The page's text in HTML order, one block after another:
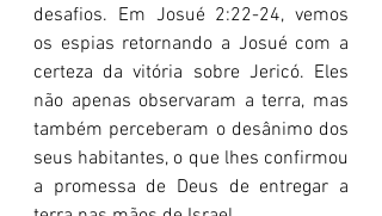
desafios. Em Josué 2:22-24, vemos
os espias retornando a Josué com a
certeza da vitória sobre Jericó. Eles
não apenas observaram a terra, mas
também perceberam o desânimo dos
seus habitantes, o que lhes confirmou
a promessa de Deus de entregar a